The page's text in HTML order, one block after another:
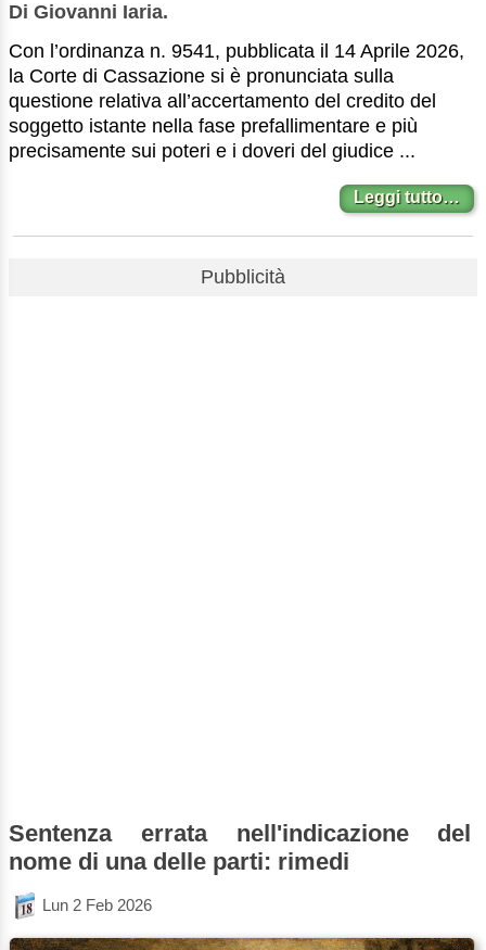
Di Giovanni Iaria.
Con l’ordinanza n. 9541, pubblicata il 14 Aprile 2026,
la Corte di Cassazione si è pronunciata sulla
questione relativa all’accertamento del credito del
soggetto istante nella fase prefallimentare e più
precisamente sui poteri e i doveri del giudice ...
Leggi tutto…
Pubblicità
Sentenza errata nell'indicazione del
nome di una delle parti: rimedi
Lun 2 Feb 2026